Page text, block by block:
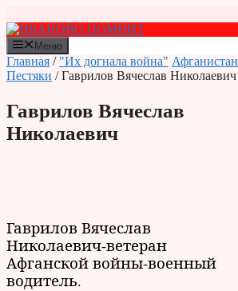
к
содержимому
Меню
Главная / "Их догнала война" Афганистан
Пестяки / Гаврилов Вячеслав Николаевич
Гаврилов Вячеслав
Николаевич
Гаврилов Вячеслав
Николаевич-ветеран
Афганской войны-военный
водитель.